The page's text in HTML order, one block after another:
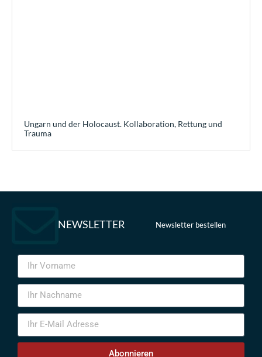
Ungarn und der Holocaust. Kollaboration, Rettung und
Trauma
NEWSLETTER Newsletter bestellen
Abonnieren